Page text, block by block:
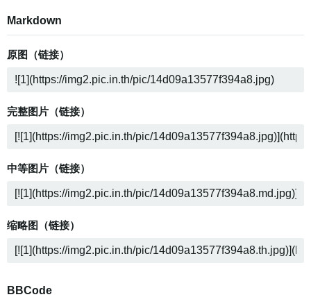
Markdown
原图（链接）
完整图片（链接）
中等图片（链接）
缩略图（链接）
BBCode